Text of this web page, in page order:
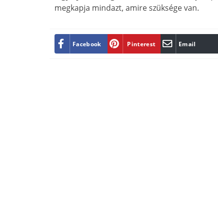
megkapja mindazt, amire szüksége van.
Facebook Pinterest Email